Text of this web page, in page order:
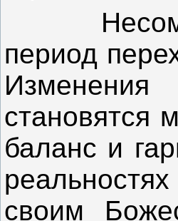
период
становятся
баланс и
своим